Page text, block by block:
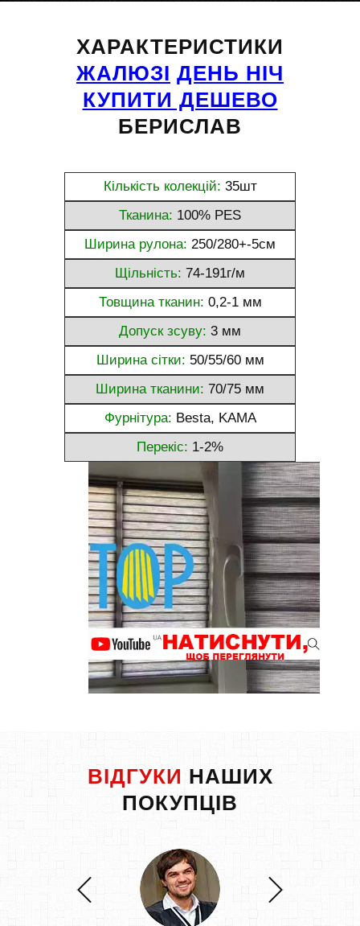
ХАРАКТЕРИСТИКИ
ЖАЛЮЗІ ДЕНЬ НІЧ
КУПИТИ ДЕШЕВО
БЕРИСЛАВ
Кількість колекцій: 35шт
Тканина: 100% PES
Ширина рулона: 250/280+-5см
Щільність: 74-191г/м
Товщина тканин: 0,2-1 мм
Допуск зсуву: 3 мм
Ширина сітки: 50/55/60 мм
Ширина тканини: 70/75 мм
Фурнітура: Besta, KAMA
Перекіс: 1-2%
ВІДГУКИ НАШИХ
ПОКУПЦІВ